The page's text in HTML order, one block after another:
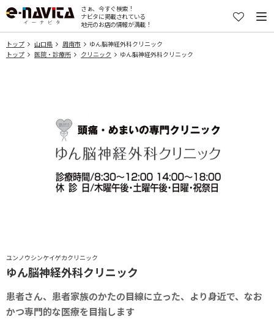
さぁ、今すぐ検索！
ナビタに掲載されている
地元のお店の情報が満載！
トップ 山口県 周南市
ゆん脳神経外科クリニック
トップ
医院・診療所 クリニック ゆん脳神経外科クリニック
ユンノウシンケイゲカクリニック
ゆん脳神経外科クリニック
患者さん、患者家族のかたの目線に立った、より身近で、なお
かつ専門的な医療を目指します